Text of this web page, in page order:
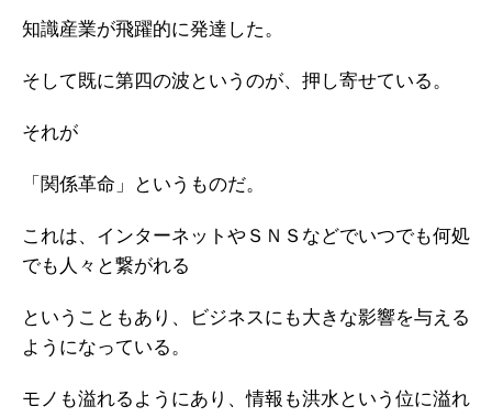
知識産業が飛躍的に発達した。
そして既に第四の波というのが、押し寄せている。
それが
「関係革命」というものだ。
これは、インターネットやＳＮＳなどでいつでも何処
でも人々と繋がれる
ということもあり、ビジネスにも大きな影響を与える
ようになっている。
モノも溢れるようにあり、情報も洪水という位に溢れ